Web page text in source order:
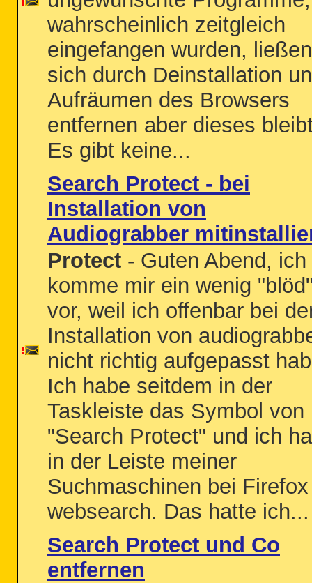
wahrscheinlich zeitgleich
eingefangen wurden, ließen
sich durch Deinstallation
Aufräumen des Browsers
entfernen aber dieses
Es gibt keine...
Search Protect - bei
Installation von
Audiograbber
Protect - Guten Abend, ich
komme mir ein wenig
vor, weil ich offenbar bei
Installation von
nicht richtig aufgepasst
Ich habe seitdem in der
Taskleiste das Symbol von
"Search Protect" und ich
in der Leiste meiner
Suchmaschinen bei Firefox
websearch. Das hatte ich...
Search Protect und Co
entfernen